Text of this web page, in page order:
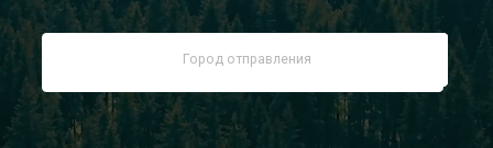
Заказать звонок
Контакты